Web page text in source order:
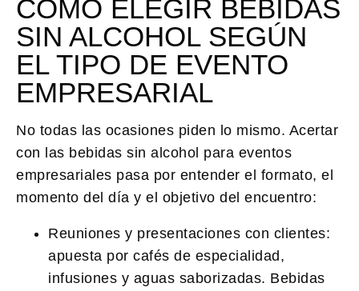
CÓMO ELEGIR BEBIDAS
SIN ALCOHOL SEGÚN
EL TIPO DE EVENTO
EMPRESARIAL
No todas las ocasiones piden lo mismo. Acertar
con las bebidas sin alcohol para eventos
empresariales pasa por entender el formato, el
momento del día y el objetivo del encuentro:
Reuniones y presentaciones con clientes:
apuesta por cafés de especialidad,
infusiones y aguas saborizadas. Bebidas